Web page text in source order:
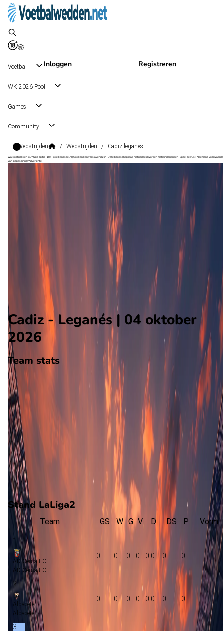
Inloggen Registreren
Voetbal
WK 2026 Pool
Games
Community
Wedstrijden / Wedstrijden / Cadiz leganes
Wat kost gokken jou? Stop op tijd | 18+ | loketkansspel.nl | Gokken kan verslavend zijn | Deze boodschap mag niet gedeeld worden met minderjarigen | Speel bewust | Algemene
van toepassing | #Advertentie
LaLiga2
Alle wedstrijden
Voorbeschouwing
Cadiz - Leganés | 04 oktober
2026
Team stats
Cadiz
Cadiz
-
Leganés
Leganés
0aantal goals
0gewonnen
0verloren
vorm
Stand LaLiga2
Team GS W G V D DS P Vorm
1
AD Ceuta FC
AD Ceuta FC
0 0 0 0 0:0 0 0
2
Albacete
Albacete
0 0 0 0 0:0 0 0
3